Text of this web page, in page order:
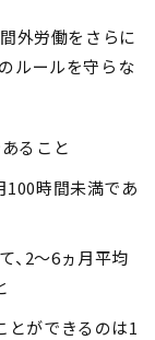
外労働をさらに
ルールを守らな
ること
時間未満であ
、2～6ヵ月平均
とができるのは1